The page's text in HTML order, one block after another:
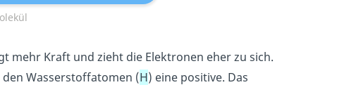
mehr Kraft und zieht die Elektronen eher zu sich.
Wasserstoffatomen (H) eine positive. Das